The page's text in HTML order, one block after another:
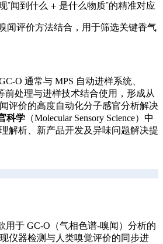
“闻到什么 + 是什么物质”的精准对应
闻评价方法结合，用于筛选关键香气
O 通常与 MPS 自动进样系统、
前处理与进样技术结合使用，形成从
评价的高度自动化分子感官分析解决
科学 （Molecular Sensory Science）中
解析、新产品开发及异味问题解决提
用于 GC-O（气相色谱-嗅闻）分析的
现仪器检测与人类嗅觉评价的同步进